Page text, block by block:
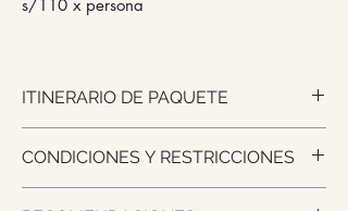
s/110 x persona
ITINERARIO DE PAQUETE
TRASLADO A HOTEL Y VISITA CASTILLO
LAMAS / LAMAS NATIVO
🛋️ Check - In en hotel (Check in:
CONDICIONES Y RESTRICCIONES